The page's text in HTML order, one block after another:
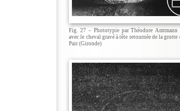
Fig. 27 – Phototypie par Théodore Amtmann
avec le cheval gravé à tête retournée de la grotte
Pair (Gironde)